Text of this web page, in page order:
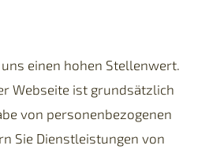
einen hohen Stellenwert.
Webseite ist grundsätzlich
von personenbezogenen
Sie Dienstleistungen von